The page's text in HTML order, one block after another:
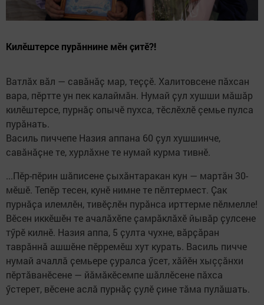
Килӗштерсе пурăннине мӗн ҫитӗ?!
Ватлӑх вӑл — савӑнӑҫ мар, теҫҫӗ. Халитовсене пăхсан
вара, пӗртте ун пек калаймӑн. Нумай ҫул хушши мăшăр
килӗштерсе, пурнӑҫ опычӗ пухса, тӗслӗхлӗ çемье пулса
пурăнать.
Василь пиччепе Назия аппана 60 ҫул хушшинче,
савӑнӑҫне те, хурлӑхне те нумай курма тивнӗ.
...Пӗр-пӗрин шӑписене ҫыхӑнтаракан кун — мартăн 30-
мӗшӗ. Тепӗр тесен, кунӗ нимне те пӗлтермест. Ҫак
пурнӑҫа илемлӗн, тивӗҫлӗн пурӑнса ирттерме пӗлмелле!
Вӗсен иккӗшӗн те ачалӑхӗпе ҫамрӑклӑхӗ йывӑр ҫулсене
тӳрӗ килнӗ. Назия аппа, 5 ҫулта чухне, вӑрҫӑран
таврӑннӑ ашшӗне пӗрремӗш хут курать. Василь пичче
нумай ачаллӑ ҫемьере ҫуралса ӳсет, хӑйӗн хыççăнхи
пӗртӑванӗсене — йӑмӑкӗсемпе шăллӗсене пӑхса
ӳстерет, вӗсене аслă пурнӑҫ ҫулӗ ҫине тӑма пулӑшать.